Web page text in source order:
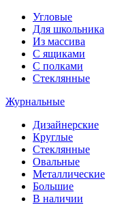
Угловые
Для школьника
Из массива
С ящиками
С полками
Стеклянные
Журнальные
Дизайнерские
Круглые
Стеклянные
Овальные
Металлические
Большие
В наличии